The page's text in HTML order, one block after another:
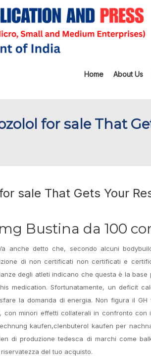
Home About Us
for sale That
sale That Gets Your
Bustina da 100
anche detto che, secondo alcuni
di non certificati non certificati e
degli atleti indicano che questa è la base
medication. Sfortunatamente, un deficit
la domanda di energia. Non figura il GH
minori effetti collaterali in confronto con
kaufen,clenbuterol kaufen per
di produzione tedesca di marchi come
del tuo acquisto.